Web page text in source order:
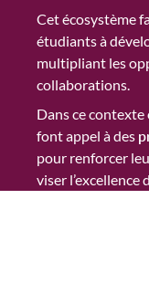
Cet écosystème
étudiants à
multipliant les
collaborations.
Dans ce
font appel à des
pour renforcer
viser l’excellence